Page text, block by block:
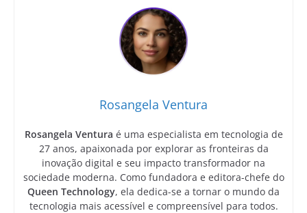
Rosangela Ventura
Rosangela Ventura é uma especialista em tecnologia de
27 anos, apaixonada por explorar as fronteiras da
inovação digital e seu impacto transformador na
sociedade moderna. Como fundadora e editora-chefe do
Queen Technology, ela dedica-se a tornar o mundo da
tecnologia mais acessível e compreensível para todos.